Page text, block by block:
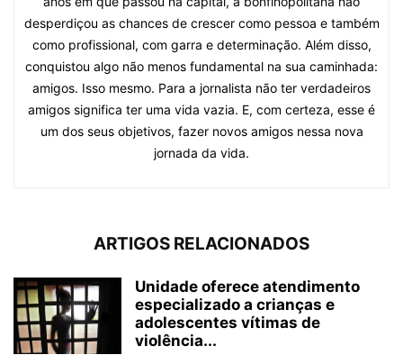
desperdiçou as chances de crescer como pessoa e também
como profissional, com garra e determinação. Além disso,
conquistou algo não menos fundamental na sua caminhada:
amigos. Isso mesmo. Para a jornalista não ter verdadeiros
amigos significa ter uma vida vazia. E, com certeza, esse é
um dos seus objetivos, fazer novos amigos nessa nova
jornada da vida.
ARTIGOS RELACIONADOS
Unidade oferece atendimento
especializado a crianças e
adolescentes vítimas de
violência...